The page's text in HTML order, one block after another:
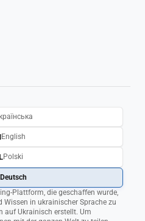
Plattform, die geschaffen wurde,
in ukrainischer Sprache zu
auf Ukrainisch erstellt. Um
English
Polski
Deutsch